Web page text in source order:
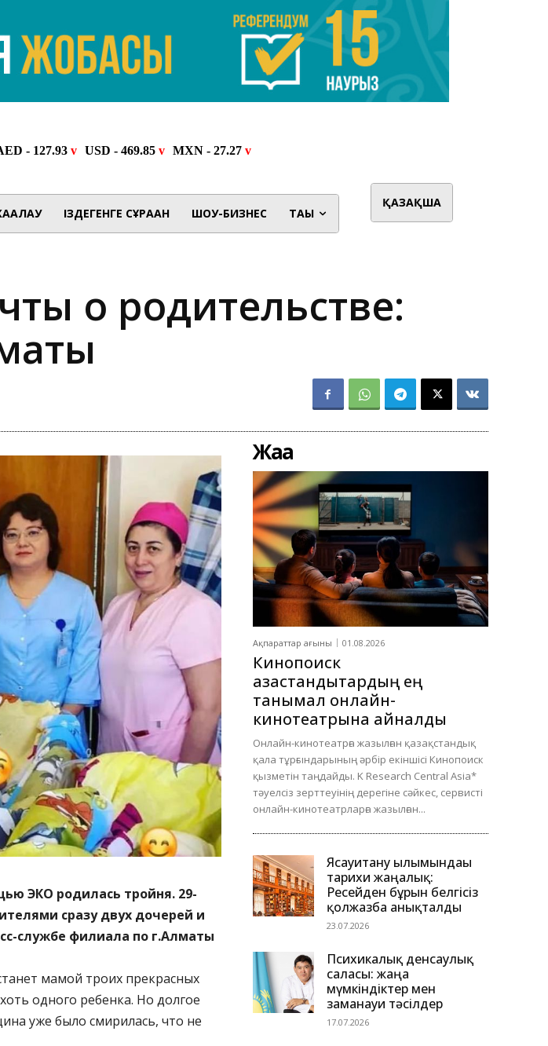
ІЗДЕГЕНГЕ СҰРАҒАН ШОУ-БИЗНЕС ТАҒЫ
ҚАЗАҚША
о родительстве:
ЭКО родилась тройня. 29-
сразу двух дочерей и
службе филиала по г.Алматы
мамой троих прекрасных
одного ребенка. Но долгое
уже было смирилась, что не
Жаңа
Ақпараттар ағыны 01.08.2026
Кинопоиск
қазақстандықтардың ең
танымал онлайн-
кинотеатрына айналды
Онлайн-кинотеатрға жазылған қазақстандық
қала тұрғындарының әрбір екіншісі Кинопоиск
қызметін таңдайды. K Research Central Asia*
тәуелсіз зерттеуінің дерегіне сәйкес, сервисті
онлайн-кинотеатрларға жазылған...
Ясауитану ғылымындағы
тарихи жаңалық:
Ресейден бұрын белгісіз
қолжазба анықталды
23.07.2026
Психикалық денсаулық
саласы: жаңа
мүмкіндіктер мен
заманауи тәсілдер
17.07.2026